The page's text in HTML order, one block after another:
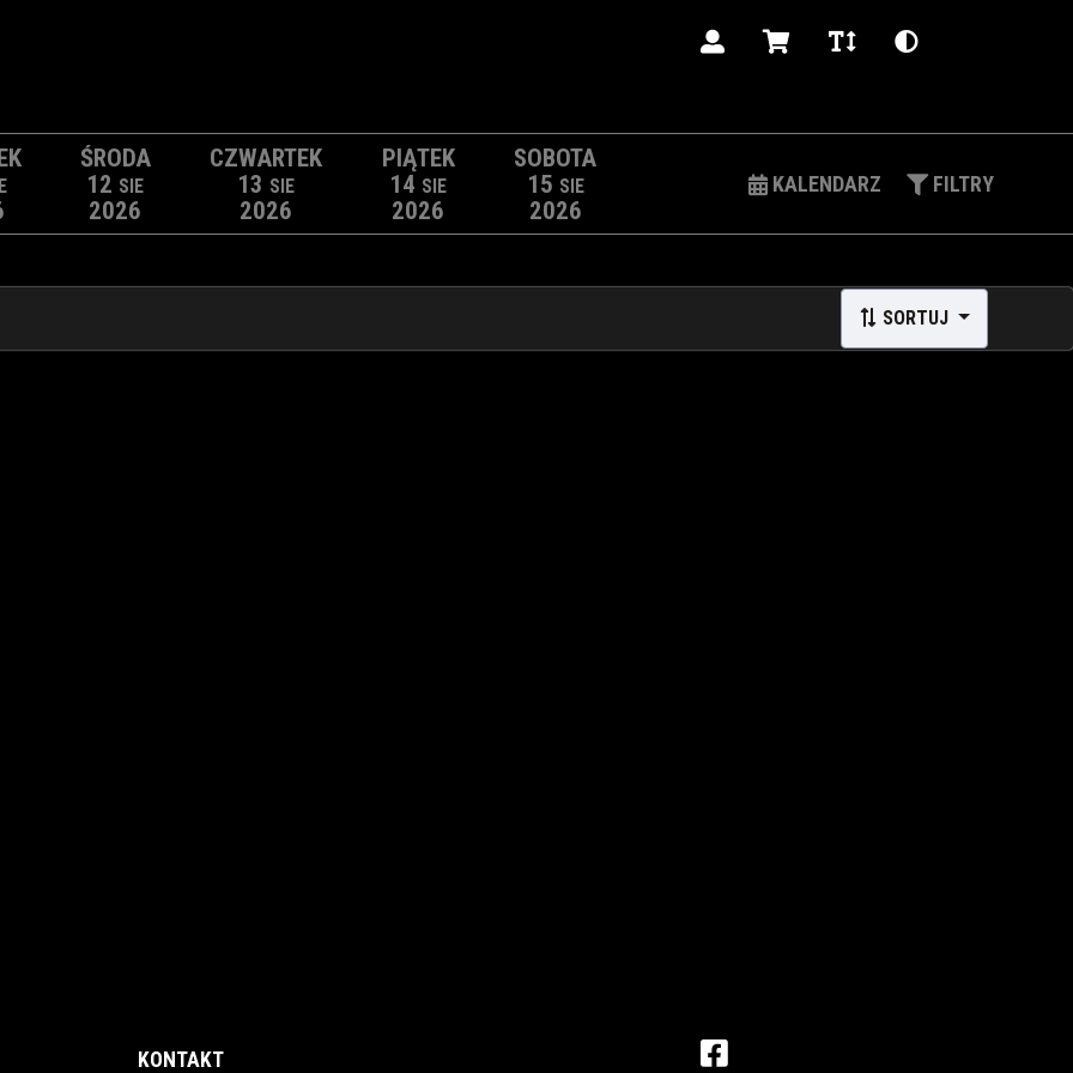
ŚRODA
12 SIE
2026
CZWARTEK
13 SIE
2026
PIĄTEK
14 SIE
2026
SOBOTA
15 SIE
2026
KALENDARZ FILTRY
SORTUJ
KONTAKT